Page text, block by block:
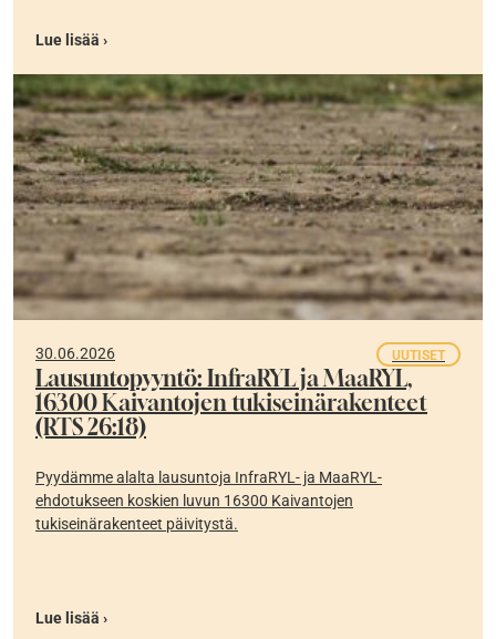
Lue lisää ›
30.06.2026 UUTISET
Lausuntopyyntö: InfraRYL ja MaaRYL,
16300 Kaivantojen tukiseinärakenteet
(RTS 26:18)
Pyydämme alalta lausuntoja InfraRYL- ja MaaRYL-
ehdotukseen koskien luvun 16300 Kaivantojen
tukiseinärakenteet päivitystä.
Lue lisää ›